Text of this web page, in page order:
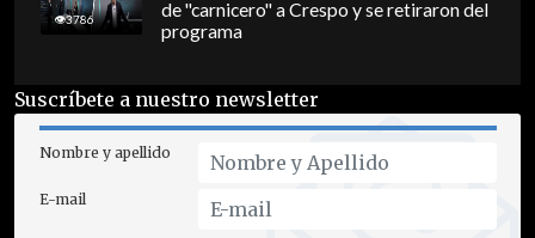
3786
de "carnicero" a Crespo y se retiraron del
programa
Suscríbete a nuestro newsletter
Nombre y apellido
E-mail